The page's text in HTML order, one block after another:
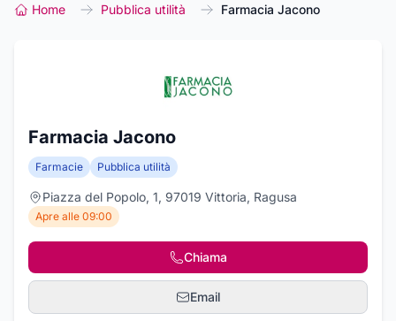
Home Pubblica utilità Farmacia Jacono
Farmacia Jacono
Farmacie Pubblica utilità
Piazza del Popolo, 1, 97019 Vittoria, Ragusa
Apre alle 09:00
Chiama
Email